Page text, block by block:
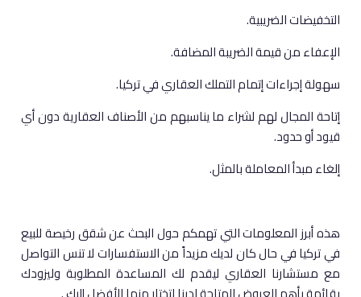
التخفيضات الضريبية.
الإعفاء من قيمة الضريبة المضافة.
سهولة إجراءات إتمام التملك العقاري في تركيا.
إتاحة المجال لهم لشراء ما يناسبهم من الأصناف العقارية دون أي
قيود أو حدود.
إلغاء مبدأ المعاملة بالمثل.
هذه أبرز المعلومات التي تهمكم حول البحث عن شقق رخيصة للبيع
في تركيا في حال كان لديك مزيداً من الاستفسارات لا تنس التواصل
مع مستشارنا العقاري ليقدم لك المساعدة المطلوبة وليزودك